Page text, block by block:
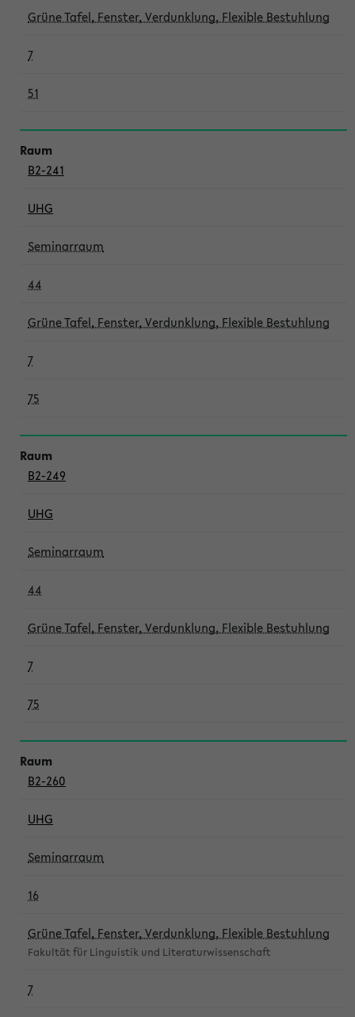
Grüne Tafel, Fenster, Verdunklung, Flexible Bestuhlung
7
51
B2-241
UHG
Seminarraum
44
Grüne Tafel, Fenster, Verdunklung, Flexible Bestuhlung
7
75
B2-249
UHG
Seminarraum
44
Grüne Tafel, Fenster, Verdunklung, Flexible Bestuhlung
7
75
B2-260
UHG
Seminarraum
16
Grüne Tafel, Fenster, Verdunklung, Flexible Bestuhlung
Fakultät für Linguistik und Literaturwissenschaft
7